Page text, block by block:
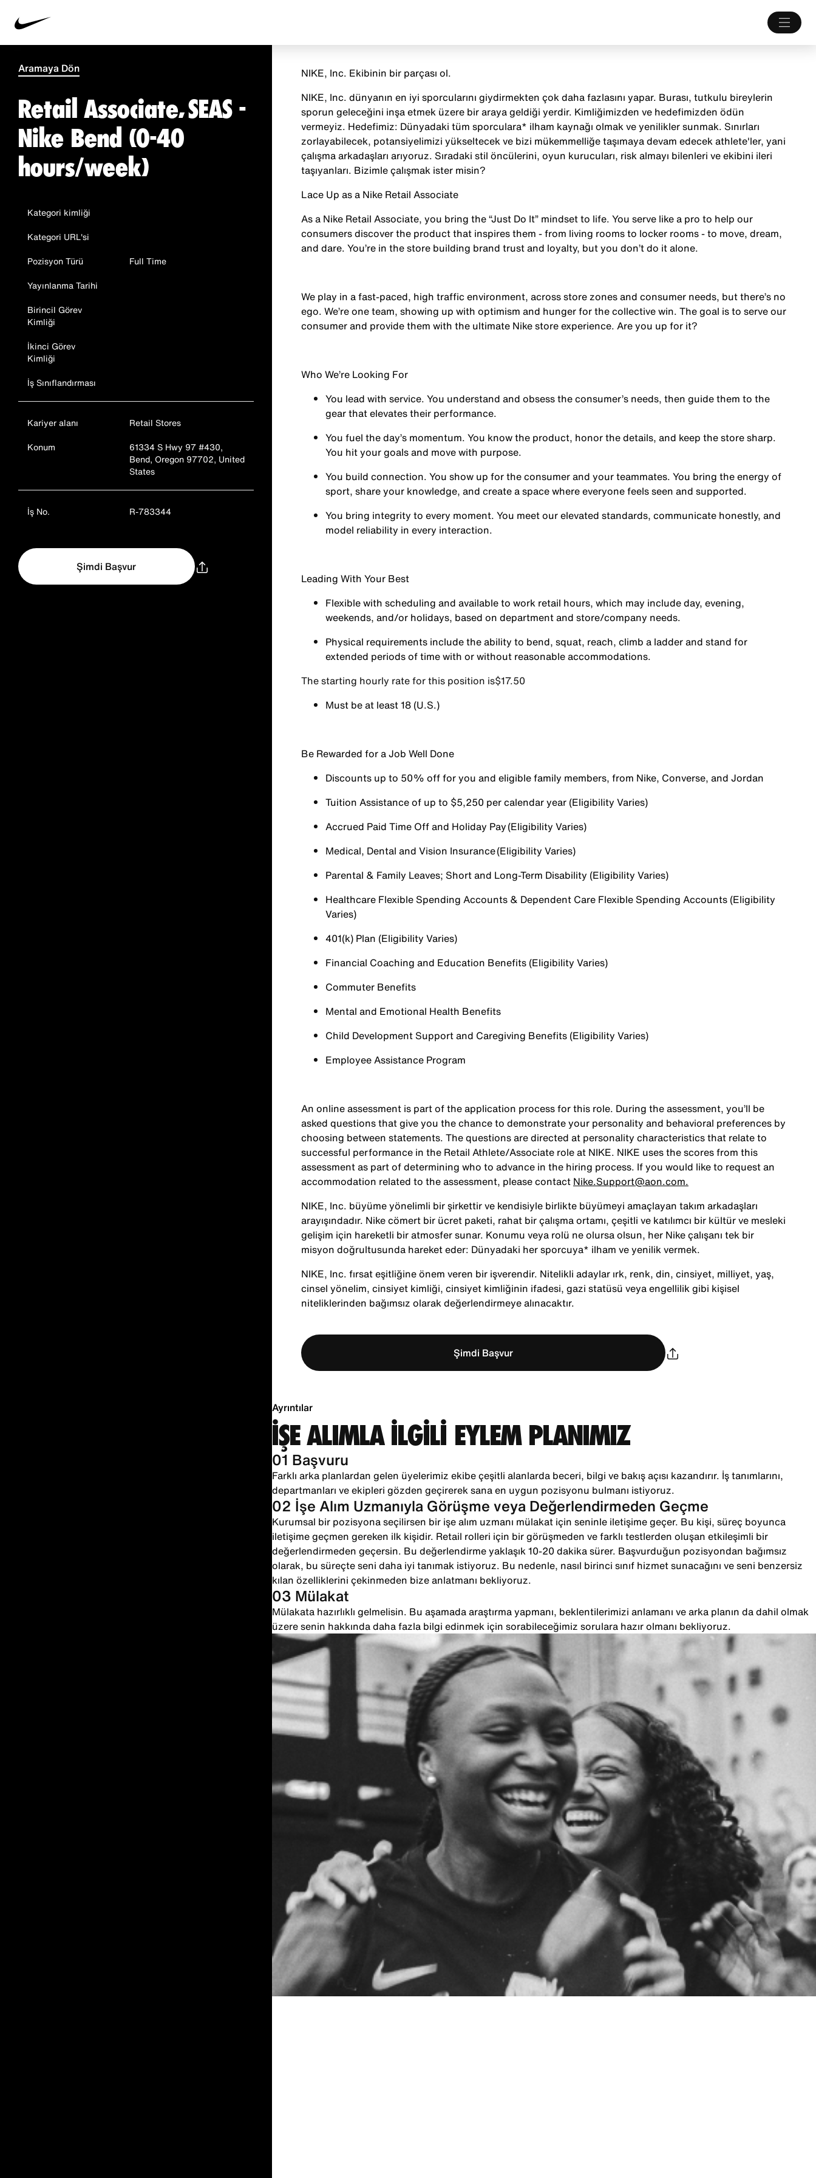
Aramaya Dön
Retail Associate, SEAS -
Nike Bend (0-40
hours/week)
Kategori kimliği
Kategori URL'si
Pozisyon Türü
Full Time
Yayınlanma Tarihi
Birincil Görev
Kimliği
İkinci Görev
Kimliği
İş Sınıflandırması
Kariyer alanı
Retail Stores
Konum
61334 S Hwy 97 #430,
Bend, Oregon 97702, United
States
İş No. R-783344
Şimdi Başvur
NIKE, Inc. Ekibinin bir parçası ol.
NIKE, Inc. dünyanın en iyi sporcularını giydirmekten çok daha fazlasını yapar. Burası, tutkulu bireylerin
sporun geleceğini inşa etmek üzere bir araya geldiği yerdir. Kimliğimizden ve hedefimizden ödün
vermeyiz. Hedefimiz: Dünyadaki tüm sporculara* ilham kaynağı olmak ve yenilikler sunmak. Sınırları
zorlayabilecek, potansiyelimizi yükseltecek ve bizi mükemmelliğe taşımaya devam edecek athlete'ler, yani
çalışma arkadaşları arıyoruz. Sıradaki stil öncülerini, oyun kurucuları, risk almayı bilenleri ve ekibini ileri
taşıyanları. Bizimle çalışmak ister misin?
Lace Up as a Nike Retail Associate
As a Nike Retail Associate, you bring the “Just Do It” mindset to life. You serve like a pro to help our
consumers discover the product that inspires them - from living rooms to locker rooms - to move, dream,
and dare. You’re in the store building brand trust and loyalty, but you don’t do it alone.
We play in a fast-paced, high traffic environment, across store zones and consumer needs, but there’s no
ego. We’re one team, showing up with optimism and hunger for the collective win. The goal is to serve our
consumer and provide them with the ultimate Nike store experience. Are you up for it?
Who We’re Looking For
You lead with service. You understand and obsess the consumer’s needs, then guide them to the
gear that elevates their performance.
You fuel the day’s momentum. You know the product, honor the details, and keep the store sharp.
You hit your goals and move with purpose.
You build connection. You show up for the consumer and your teammates. You bring the energy of
sport, share your knowledge, and create a space where everyone feels seen and supported.
You bring integrity to every moment. You meet our elevated standards, communicate honestly, and
model reliability in every interaction.
Leading With Your Best
Flexible with scheduling and available to work retail hours, which may include day, evening,
weekends, and/or holidays, based on department and store/company needs.
Physical requirements include the ability to bend, squat, reach, climb a ladder and stand for
extended periods of time with or without reasonable accommodations.
The starting hourly rate for this position isㅤ$17.50
Must be at least 18 (U.S.)
Be Rewarded for a Job Well Done
Discounts up to 50% off for you and eligible family members, from Nike, Converse, and Jordan
Tuition Assistance of up to $5,250 per calendar year (Eligibility Varies)
Accrued Paid Time Off and Holiday Pay (Eligibility Varies)
Medical, Dental and Vision Insurance (Eligibility Varies)
Parental & Family Leaves; Short and Long-Term Disability (Eligibility Varies)
Healthcare Flexible Spending Accounts & Dependent Care Flexible Spending Accounts (Eligibility
Varies)
401(k) Plan (Eligibility Varies)
Financial Coaching and Education Benefits (Eligibility Varies)
Commuter Benefits
Mental and Emotional Health Benefits
Child Development Support and Caregiving Benefits (Eligibility Varies)
Employee Assistance Program
An online assessment is part of the application process for this role. During the assessment, you’ll be
asked questions that give you the chance to demonstrate your personality and behavioral preferences by
choosing between statements. The questions are directed at personality characteristics that relate to
successful performance in the Retail Athlete/Associate role at NIKE. NIKE uses the scores from this
assessment as part of determining who to advance in the hiring process. If you would like to request an
accommodation related to the assessment, please contact Nike.Support@aon.com.
NIKE, Inc. büyüme yönelimli bir şirkettir ve kendisiyle birlikte büyümeyi amaçlayan takım arkadaşları
arayışındadır. Nike cömert bir ücret paketi, rahat bir çalışma ortamı, çeşitli ve katılımcı bir kültür ve mesleki
gelişim için hareketli bir atmosfer sunar. Konumu veya rolü ne olursa olsun, her Nike çalışanı tek bir
misyon doğrultusunda hareket eder: Dünyadaki her sporcuya* ilham ve yenilik vermek.
NIKE, Inc. fırsat eşitliğine önem veren bir işverendir. Nitelikli adaylar ırk, renk, din, cinsiyet, milliyet, yaş,
cinsel yönelim, cinsiyet kimliği, cinsiyet kimliğinin ifadesi, gazi statüsü veya engellilik gibi kişisel
niteliklerinden bağımsız olarak değerlendirmeye alınacaktır.
Şimdi Başvur
Ayrıntılar
İŞE ALIMLA İLGİLİ EYLEM PLANIMIZ
01 Başvuru
Farklı arka planlardan gelen üyelerimiz ekibe çeşitli alanlarda beceri, bilgi ve bakış açısı kazandırır. İş tanımlarını,
departmanları ve ekipleri gözden geçirerek sana en uygun pozisyonu bulmanı istiyoruz.
02 İşe Alım Uzmanıyla Görüşme veya Değerlendirmeden Geçme
Kurumsal bir pozisyona seçilirsen bir işe alım uzmanı mülakat için seninle iletişime geçer. Bu kişi, süreç boyunca
iletişime geçmen gereken ilk kişidir. Retail rolleri için bir görüşmeden ve farklı testlerden oluşan etkileşimli bir
değerlendirmeden geçersin. Bu değerlendirme yaklaşık 10-20 dakika sürer. Başvurduğun pozisyondan bağımsız
olarak, bu süreçte seni daha iyi tanımak istiyoruz. Bu nedenle, nasıl birinci sınıf hizmet sunacağını ve seni benzersiz
kılan özelliklerini çekinmeden bize anlatmanı bekliyoruz.
03 Mülakat
Mülakata hazırlıklı gelmelisin. Bu aşamada araştırma yapmanı, beklentilerimizi anlamanı ve arka planın da dahil olmak
üzere senin hakkında daha fazla bilgi edinmek için sorabileceğimiz sorulara hazır olmanı bekliyoruz.